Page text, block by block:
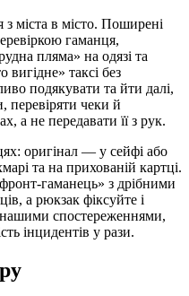
міста в місто. Поширені
гаманця,
пляма» на одязі та
вигідне» таксі без
подякувати та йти далі,
перевіряти чеки й
а не передавати її з рук.
оригінал — у сейфі або
та на прихованій картці.
з дрібними
а рюкзак фіксуйте і
нашими спостереженнями,
інцидентів у рази.